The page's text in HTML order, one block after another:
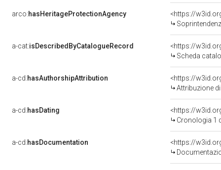
arco:hasHeritageProtectionAgency
<https://
a-cat:isDescribedByCatalogueRecord
<https://
Scheda
a-cd:hasAuthorshipAttribution
Attribuzione
a-cd:hasDating
<https://
Cronologia 1
a-cd:hasDocumentation